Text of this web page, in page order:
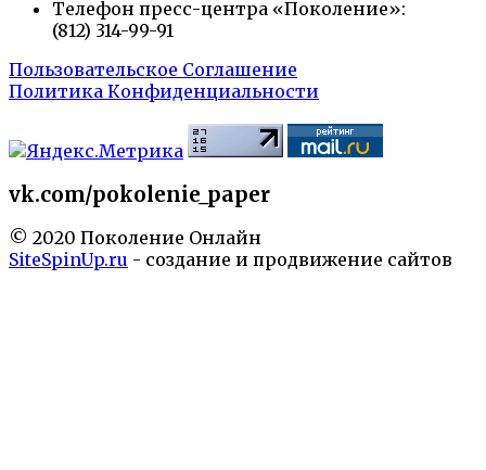
Телефон пресс-центра «Поколение»:
(812) 314-99-91
Пользовательское Соглашение
Политика Конфиденциальности
vk.com/pokolenie_paper
© 2020 Поколение Онлайн
SiteSpinUp.ru - создание и продвижение сайтов